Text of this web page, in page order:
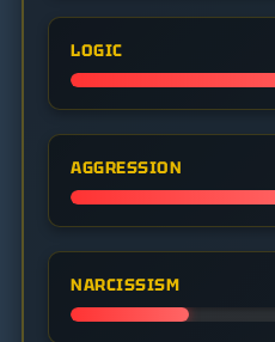
LOGIC
AGGRESSION
NARCISSISM